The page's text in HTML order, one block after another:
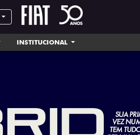
INSTITUCIONAL